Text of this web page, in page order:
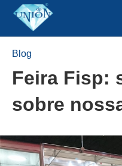
Blog
Feira Fisp:
sobre